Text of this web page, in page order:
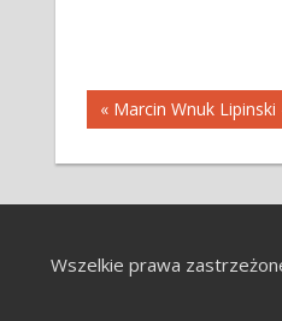
Nawigacja
wpisu
« Marcin Wnuk
Wszelkie prawa